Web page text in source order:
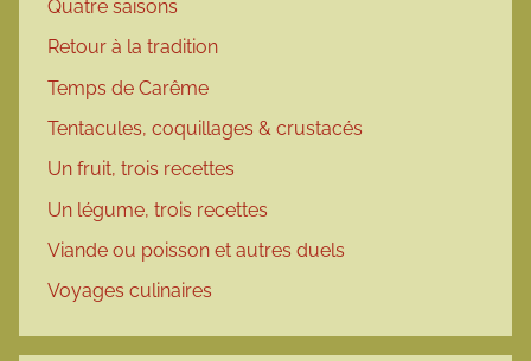
Quatre saisons
Retour à la tradition
Temps de Carême
Tentacules, coquillages & crustacés
Un fruit, trois recettes
Un légume, trois recettes
Viande ou poisson et autres duels
Voyages culinaires